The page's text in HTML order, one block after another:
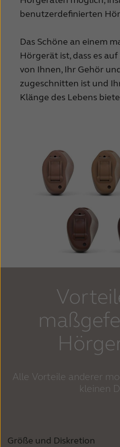
United States
عربي
benutzerdefinierten
Das Schöne an einem
Hörgerät ist, dass es
von Ihnen, Ihr Gehör
zugeschnitten ist und
Klänge des Lebens
Alle Vorteile anderer
kleinen
Größe und Diskretion